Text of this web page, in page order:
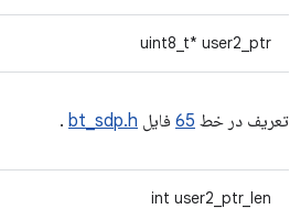
uint8_t* user2_ptr
تعریف در خط 65 فایل bt_sdp.h
.
int user2_ptr_len